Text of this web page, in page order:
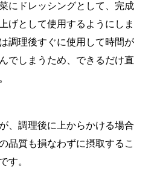
にドレッシングとして、完成
げとして使用するようにしま
調理後すぐに使用して時間が
でしまうため、できるだけ直
、調理後に上からかける場合
品質も損なわずに摂取するこ
す。